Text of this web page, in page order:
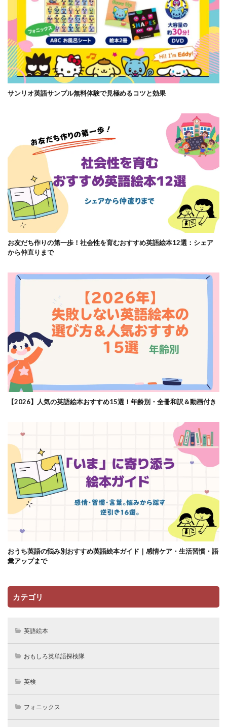
サンリオ英語サンプル無料体験で見極めるコツと効果
お友だち作りの第一歩！社会性を育むおすすめ英語絵本12選：シェア
から仲直りまで
【2026】人気の英語絵本おすすめ15選！年齢別・全冊和訳＆動画付き
おうち英語の悩み別おすすめ英語絵本ガイド｜感情ケア・生活習慣・語
彙アップまで
カテゴリ
英語絵本
おもしろ英単語探検隊
英検
フォニックス